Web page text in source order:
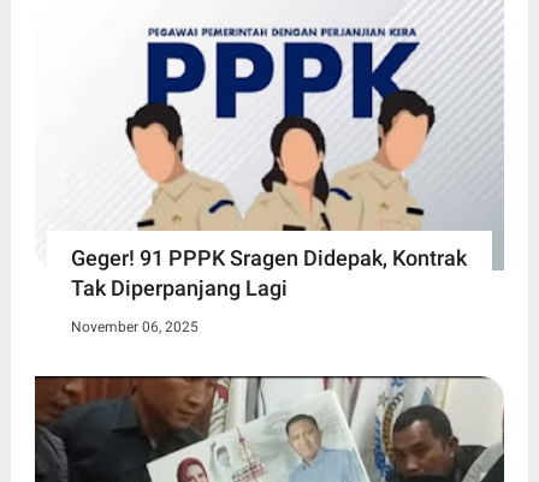
Geger! 91 PPPK Sragen Didepak, Kontrak
Tak Diperpanjang Lagi
November 06, 2025